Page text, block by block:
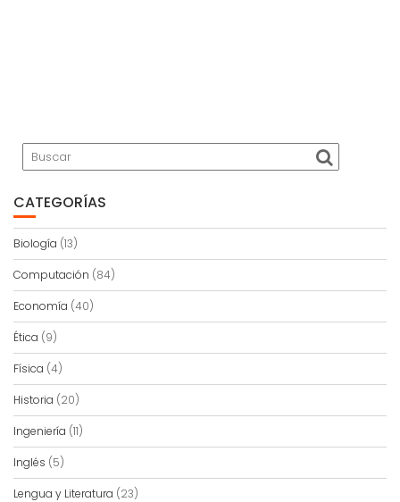
CATEGORÍAS
Biología (13)
Computación (84)
Economía (40)
Ética (9)
Física (4)
Historia (20)
Ingeniería (11)
Inglés (5)
Lengua y Literatura (23)